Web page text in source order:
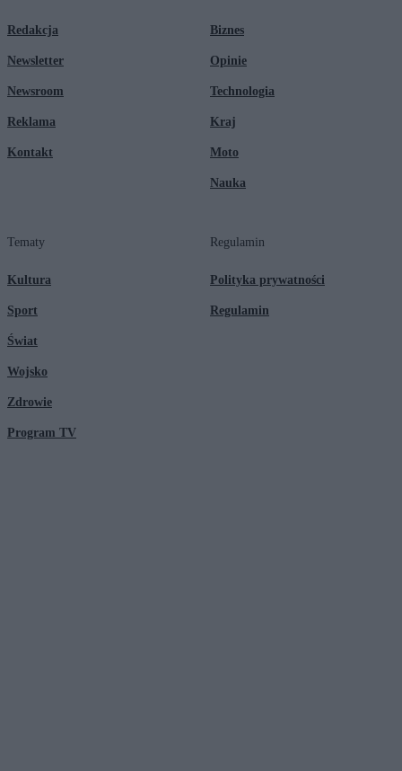
Redakcja
Newsletter
Newsroom
Reklama
Kontakt
Biznes
Opinie
Technologia
Kraj
Moto
Nauka
Tematy
Kultura
Sport
Świat
Wojsko
Zdrowie
Program TV
Regulamin
Polityka prywatności
Regulamin